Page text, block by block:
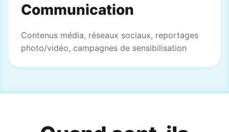
Communication
Contenus média, réseaux sociaux, reportages
photo/vidéo, campagnes de sensibilisation